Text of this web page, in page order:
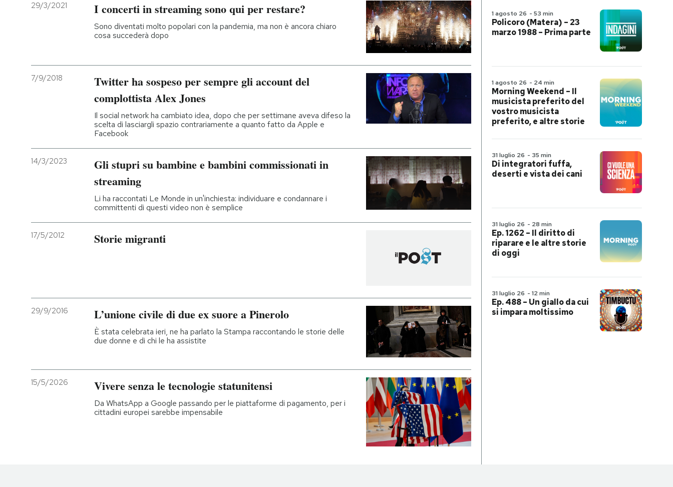
29/3/2021 I concerti in streaming sono qui per restare?
Sono diventati molto popolari con la pandemia, ma non è ancora chiaro
cosa succederà dopo
7/9/2018
Twitter ha sospeso per sempre gli account del
complottista Alex Jones
Il social network ha cambiato idea, dopo che per settimane aveva difeso la
scelta di lasciargli spazio contrariamente a quanto fatto da Apple e
Facebook
14/3/2023
Gli stupri su bambine e bambini commissionati in
streaming
Li ha raccontati Le Monde in un'inchiesta: individuare e condannare i
committenti di questi video non è semplice
17/5/2012 Storie migranti
29/9/2016 L’unione civile di due ex suore a Pinerolo
È stata celebrata ieri, ne ha parlato la Stampa raccontando le storie delle
due donne e di chi le ha assistite
15/5/2026 Vivere senza le tecnologie statunitensi
Da WhatsApp a Google passando per le piattaforme di pagamento, per i
cittadini europei sarebbe impensabile
1 agosto 26 - 53 min
Policoro (Matera) – 23
marzo 1988 – Prima parte
1 agosto 26 - 24 min
Morning Weekend – Il
musicista preferito del
vostro musicista
preferito, e altre storie
31 luglio 26 - 35 min
Di integratori fuffa,
deserti e vista dei cani
31 luglio 26 - 28 min
Ep. 1262 – Il diritto di
riparare e le altre storie
di oggi
31 luglio 26 - 12 min
Ep. 488 – Un giallo da cui
si impara moltissimo